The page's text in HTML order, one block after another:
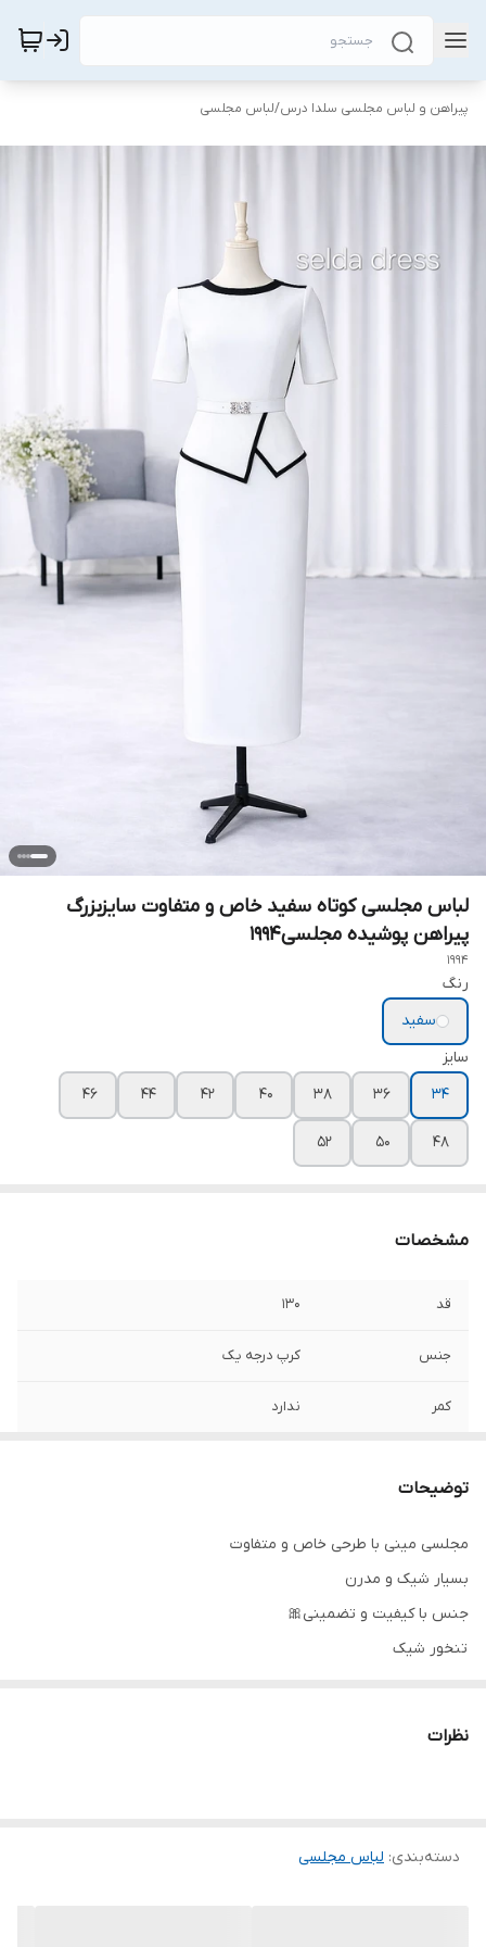
پیراهن و لباس مجلسی سلدا درس/لباس مجلسی
لباس مجلسی کوتاه سفید خاص و متفاوت سایزبزرگ
پیراهن پوشیده مجلسی۱۹۹۴
1994
رنگ
سفید
سایز
۳۴
۳۶ ۳۸ ۴۰ ۴۲ ۴۴ ۴۶
۴۸ ۵۰ ۵۲
مشخصات
قد ۱۳۰
جنس کرپ درجه یک
کمر ندارد
توضیحات
مجلسی مینی با طرحی خاص و متفاوت
بسیار شیک و مدرن
جنس با کیفیت و تضمینی🎀
تنخور شیک
آنها درج شده است چون این سایت امکان مرجوع ندارد و فقط امکان
نظرات
دسته‌بندی: لباس مجلسی